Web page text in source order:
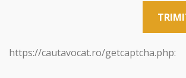
https://cautavocat.ro/getcaptcha.php: